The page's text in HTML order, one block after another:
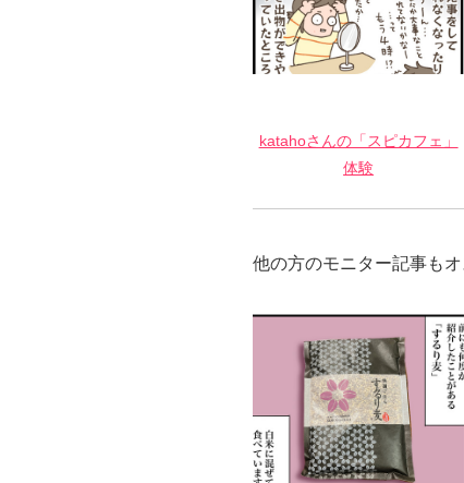
katahoさんの「スピカフェ」
体験
他の方のモニター記事もオ